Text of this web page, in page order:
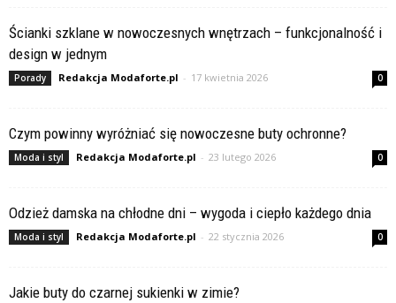
Ścianki szklane w nowoczesnych wnętrzach – funkcjonalność i
design w jednym
Porady Redakcja Modaforte.pl - 17 kwietnia 2026 0
Czym powinny wyróżniać się nowoczesne buty ochronne?
Moda i styl Redakcja Modaforte.pl - 23 lutego 2026 0
Odzież damska na chłodne dni – wygoda i ciepło każdego dnia
Moda i styl Redakcja Modaforte.pl - 22 stycznia 2026 0
Jakie buty do czarnej sukienki w zimie?